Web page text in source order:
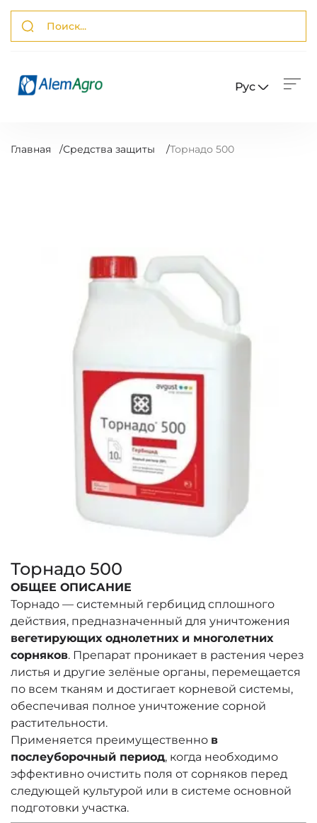
Рус
Главная /Средства защиты /Торнадо 500
Торнадо 500
ОБЩЕЕ ОПИСАНИЕ
Торнадо — системный гербицид сплошного
действия, предназначенный для уничтожения
вегетирующих однолетних и многолетних
сорняков. Препарат проникает в растения через
листья и другие зелёные органы, перемещается
по всем тканям и достигает корневой системы,
обеспечивая полное уничтожение сорной
растительности.
Применяется преимущественно в
послеуборочный период, когда необходимо
эффективно очистить поля от сорняков перед
следующей культурой или в системе основной
подготовки участка.